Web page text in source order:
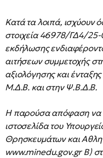
Κατά τα λοιπά, ισχύουν
στοιχεία 46978/ΓΔ4/
εκδήλωσης
αιτήσεων συμμετοχής
αξιολόγησης και
Μ.Δ.Β. και στην Ψ.Β.Δ.Β.
Η παρούσα απόφαση να
ιστοσελίδα του
Θρησκευμάτων και
www.minedu.gov.gr B)